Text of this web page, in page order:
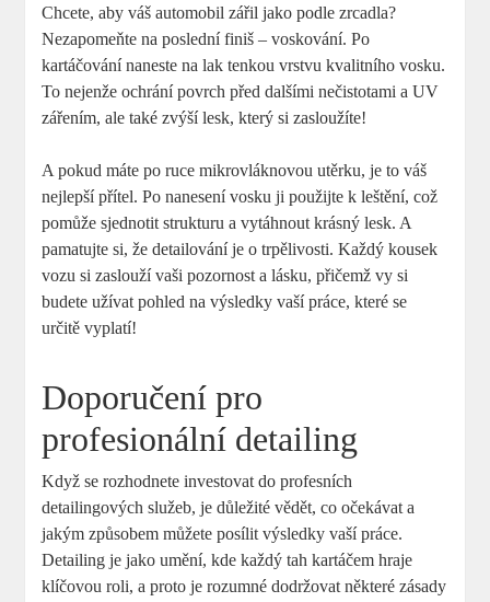
Chcete, aby​ váš automobil ⁤zářil jako podle⁢ zrcadla?
Nezapomeňte na poslední finiš – voskování. Po
kartáčování ⁢naneste na lak ‍tenkou vrstvu kvalitního vosku.
To nejenže ⁤ochrání​ povrch ‌před dalšími nečistotami a UV
zářením, ale také zvýší lesk,‍ který si zasloužíte!
A pokud máte po ‍ruce mikrovláknovou utěrku, je ⁤to váš
nejlepší přítel. Po nanesení vosku ⁢ji použijte k leštění, což‍
pomůže sjednotit strukturu a vytáhnout krásný ​lesk. A
pamatujte si, že detailování je‌ o trpělivosti. Každý kousek
vozu ⁤si zaslouží vaši pozornost a ​lásku, přičemž vy si
budete ⁤užívat pohled na​ výsledky⁤ vaší práce,​ které se
určitě vyplatí!
Doporučení pro
profesionální‍ detailing
Když⁤ se​ rozhodnete ‍investovat do‍ profesních
detailingových služeb, je ‌důležité vědět, co ⁤očekávat a
⁣jakým způsobem můžete​ posílit ​výsledky ⁣vaší práce.⁢
Detailing je jako umění, kde každý tah kartáčem hraje
klíčovou​ roli, a⁣ proto je rozumné dodržovat​ některé zásady